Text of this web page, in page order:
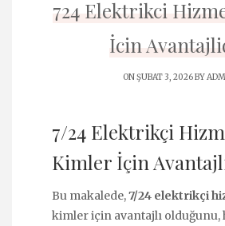
724 Elektrikci
İcin
ON ŞUBAT 3, 2026 BY
7/24 Elektrikçi
Kimler İçin
Bu makalede,7/24 elektrikçi
kimler için avantajlı olduğunu,